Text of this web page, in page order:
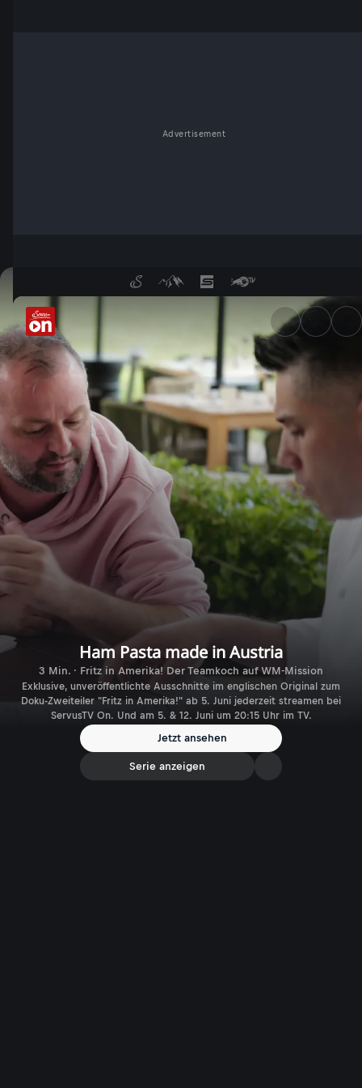
Advertisement
Schinkenfleckerl für die ÖFB-
Ham Pasta made in Austria
3 Min. · Fritz in Amerika! Der Teamkoch auf WM-Mission
Exklusive, unveröffentlichte Ausschnitte im englischen Original zum
Doku-Zweiteiler "Fritz in Amerika!" ab 5. Juni jederzeit streamen bei
ServusTV On. Und am 5. & 12. Juni um 20:15 Uhr im TV.
Jetzt ansehen
Serie anzeigen